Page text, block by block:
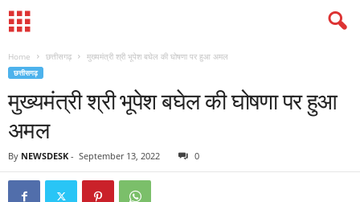
Home छत्तीसगढ़ मुख्यमंत्री श्री भूपेश बघेल की घोषणा पर हुआ अमल
छत्तीसगढ़
मुख्यमंत्री श्री भूपेश बघेल की घोषणा पर हुआ
अमल
By NEWSDESK - September 13, 2022 0